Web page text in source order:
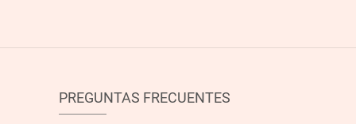
PREGUNTAS FRECUENTES